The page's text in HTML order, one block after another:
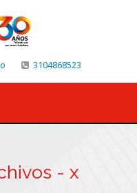
3104868523
- x